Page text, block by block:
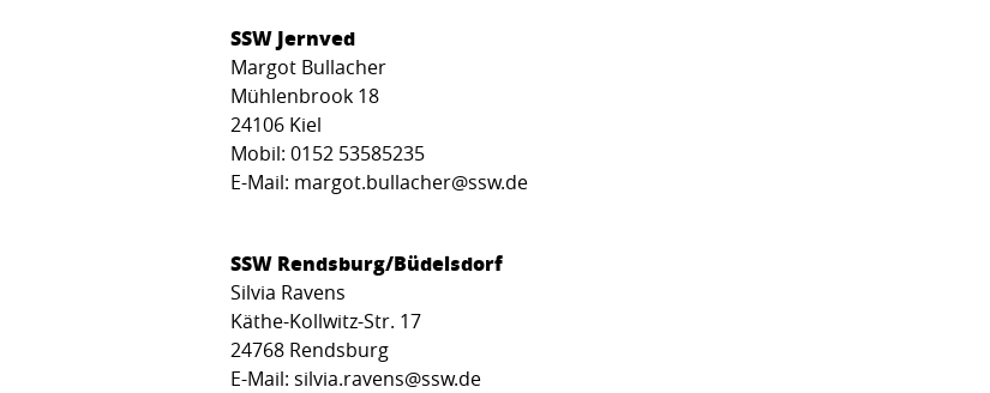
SSW Jernved
Margot Bullacher
Mühlenbrook 18
24106 Kiel
Mobil: 0152 53585235
E-Mail: margot.bullacher@ssw.de
SSW Rendsburg/Büdelsdorf
Silvia Ravens
Käthe-Kollwitz-Str. 17
24768 Rendsburg
E-Mail: silvia.ravens@ssw.de